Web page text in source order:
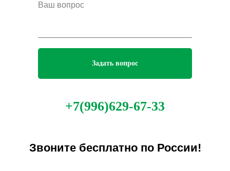
Задать вопрос
+7(996)629-67-33
Звоните бесплатно по России!